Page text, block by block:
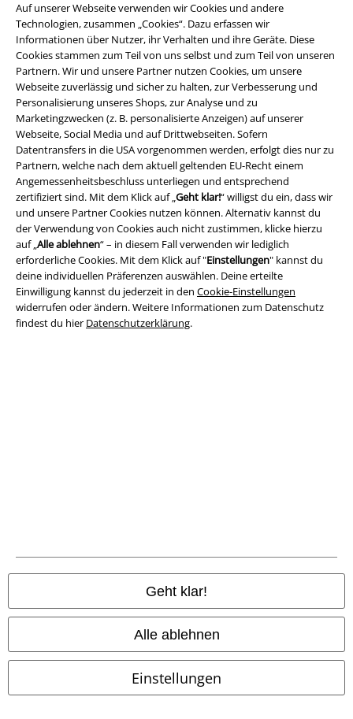
Auf unserer Webseite verwenden wir Cookies und andere
Technologien, zusammen „Cookies“. Dazu erfassen wir
Informationen über Nutzer, ihr Verhalten und ihre Geräte. Diese
Cookies stammen zum Teil von uns selbst und zum Teil von unseren
Partnern. Wir und unsere Partner nutzen Cookies, um unsere
Webseite zuverlässig und sicher zu halten, zur Verbesserung und
Personalisierung unseres Shops, zur Analyse und zu
Marketingzwecken (z. B. personalisierte Anzeigen) auf unserer
Webseite, Social Media und auf Drittwebseiten. Sofern
Datentransfers in die USA vorgenommen werden, erfolgt dies nur zu
Partnern, welche nach dem aktuell geltenden EU-Recht einem
Angemessenheitsbeschluss unterliegen und entsprechend
zertifiziert sind. Mit dem Klick auf „Geht klar!“ willigst du ein, dass wir
und unsere Partner Cookies nutzen können. Alternativ kannst du
der Verwendung von Cookies auch nicht zustimmen, klicke hierzu
auf „Alle ablehnen“ – in diesem Fall verwenden wir lediglich
erforderliche Cookies. Mit dem Klick auf "Einstellungen" kannst du
deine individuellen Präferenzen auswählen. Deine erteilte
Einwilligung kannst du jederzeit in den Cookie-Einstellungen
widerrufen oder ändern. Weitere Informationen zum Datenschutz
findest du hier Datenschutzerklärung.
Geht klar!
Alle ablehnen
Einstellungen
-19%
Auch in Plus Size
UVPab14,90 €
ab11,99 €
Ladies Organic Extended
Shoulder Tee
Urban Classics
T-
Shirt
UVP10,90 €
9,99 €
Hip Bag
Urban Classics
Gürteltasche